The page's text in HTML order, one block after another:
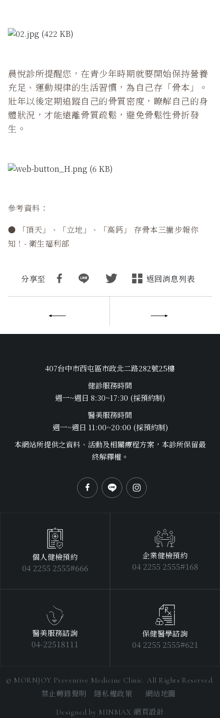
晨悅診所提醒您，在青少年時期就要開始保持營養
充足、運動規律的生活習慣，為自己存「骨本」。
壯年以後定期追蹤自己的骨質密度，瞭解自己的身
體狀況，才能遠離骨質疏鬆，避免骨鬆性骨折發
生。
參考資料：
●
「頂天」、「立地」、「高鈣」 存骨本三撇步報你
知！- 衛生福利部
分享至 返回消息列表
407台中市西屯區市政北二路282號25樓
健診服務時間
週一~週日 8:30~17:30 (採預約制)
醫美服務時間
週一~週日 11:00~20:00 (採預約制)
本網站所提供之資料、活動及相關療程方案，本診所保留最
終解釋權。
個人健檢預約
04 2255 2555#666
企業健檢預約
04 2255 2555#168
醫美服務諮詢
04-22518111
保健醫學諮詢
04 2255 2555#621
© MORNJOY Preventive Medicine Clinic. All Rights Reserved.
禁止轉錄聲明 隱私權政策 網站地圖
Designed by MINMAX 網頁設計